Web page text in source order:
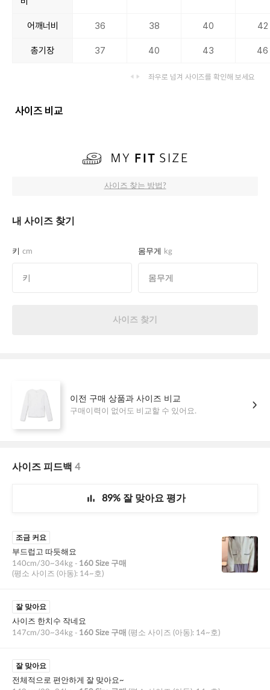
어깨너비 36 38 40 42
총기장 37 40 43 46
좌우로 넘겨 사이즈를 확인해 보세요
사이즈 비교